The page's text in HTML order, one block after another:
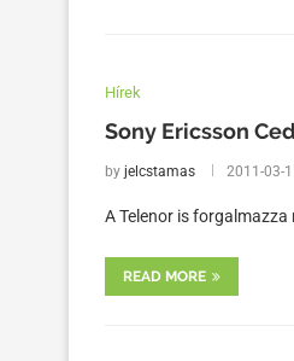
Hírek
Sony Ericsson
by jelcstamas 2011-03-
A Telenor is
READ MORE